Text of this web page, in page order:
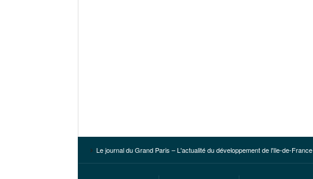
Le journal du Grand Paris – L'actualité du développement de l'Ile-de-France